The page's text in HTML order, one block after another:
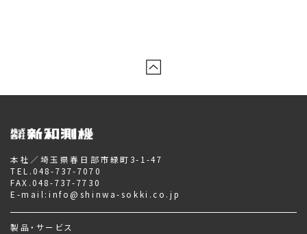
本社／埼玉県春日部市緑町3-1-47
TEL. 048-737-7070
FAX.048-737-7730
E-mail: info@shinwa-sokki.co.jp
製品・サービス